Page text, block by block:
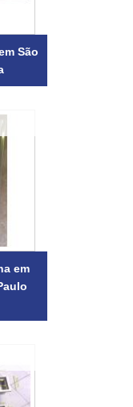
São
em